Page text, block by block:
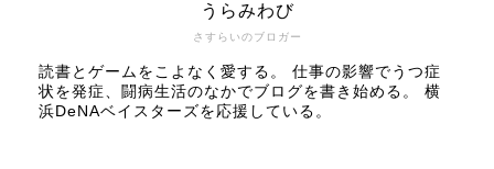
さすらいのブロガー
うらみわび
読書とゲームをこよなく愛する。 仕事の影響でうつ症
状を発症、闘病生活のなかでブログを書き始める。 横
浜DeNAベイスターズを応援している。